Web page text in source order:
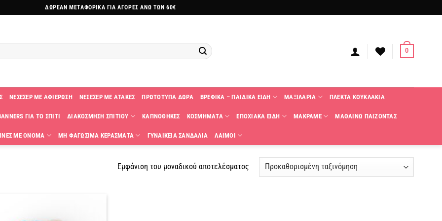
ΔΩΡΕΑΝ ΜΕΤΑΦΟΡΙΚΑ ΓΙΑ ΑΓΟΡΕΣ ΑΝΩ ΤΩΝ 60€
0
ΝΕΣΕΣΕΡ ΜΕ ΑΦΙΕΡΩΣΗ ΝΕΣΕΣΕΡ ΜΕ ΑΤΑΚΕΣ ΠΡΩΤΟΤΥΠΑ ΔΩΡΑ ΒΡΕΦΙΚΑ – ΠΑΙΔΙΚΑ ΕΙΔΗ ΜΑΞΙΛΑΡΙΑ ΠΛΕΚΤΑ KΟΥΚΛΑΚΙΑ
ΓΙΑ ΤΟ ΣΠΙΤΙ ΔΙΑΚΟΣΜΗΣΗ ΣΠΙΤΙΟΥ ΚΑΠΝΟΘΗΚΕΣ ΚΟΣΜΗΜΑΤΑ ΕΠΟΧΙΑΚΑ ΕΙΔΗ ΜΑΚΡΑΜΕ ΜΑΘΑΙΝΩ ΠΑΙΖΟΝΤΑΣ
ΜΕ ΟΝΟΜΑ ΜΗ ΦΑΓΩΣΙΜΑ ΚΕΡΑΣΜΑΤΑ ΓΥΝΑΙΚΕΙΑ ΣΑΝΔΑΛΙΑ ΛΑΙΜΟΙ
Εμφάνιση του μοναδικού αποτελέσματος